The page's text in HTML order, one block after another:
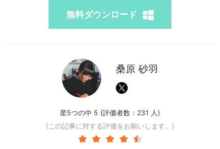
無料ダウンロード
桑原 砂羽
星5つの中 5 (評価者数： 231 人)
(この記事に対する評価をお願いします。)